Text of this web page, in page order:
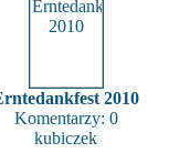
2010
Komentarzy: 0
kubiczek